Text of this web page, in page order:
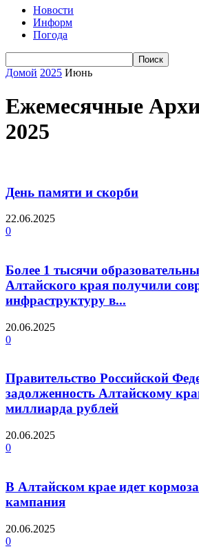
Новости
Информ
Погода
Домой 2025 Июнь
Ежемесячные
2025
День памяти и скорби
22.06.2025
0
Более 1 тысячи
Алтайского края получили
инфраструктуру в...
20.06.2025
0
Правительство Российской
задолженность Алтайскому
миллиарда рублей
20.06.2025
0
В Алтайском крае идет
кампания
20.06.2025
0